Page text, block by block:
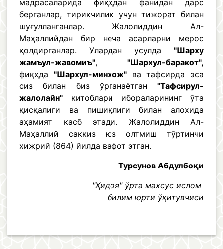
мадрасаларида фиқҳдан фанидан дарс
берганлар, тирикчилик учун тижорат билан
шуғулланганлар. Жалолиддин Ал-
Маҳаллийдан бир неча асарларни мерос
қолдирганлар. Улардан усулда "Шарху
жамъул-жавомиъ", "Шархул-баракот",
фиқҳда "Шархул-минхож"ва тафсирда эса
сиз билан биз ўрганаётган "Тафсирул-
жалолайн" китоблари ибораларининг ўта
қисқалиги ва пишиқлиги билан алохида
аҳамият касб этади. Жалолиддин Ал-
Маҳаллий саккиз юз олтмиш тўртинчи
хижрий (864) йилда вафот этган.
Турсунов Абдулбоқи
"Ҳидоя" ўрта махсус ислом
билим юрти ўқитувчиси